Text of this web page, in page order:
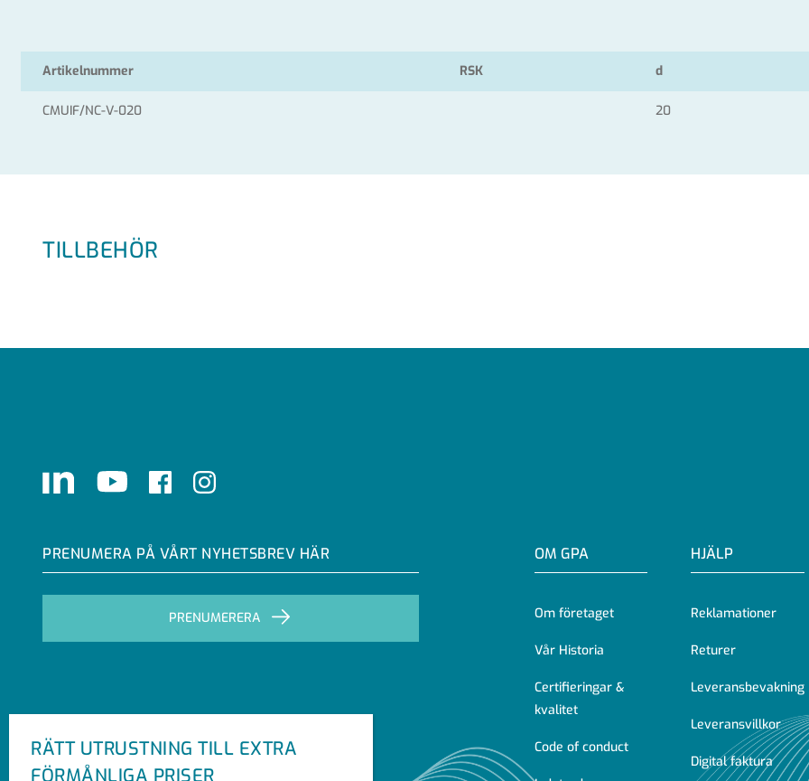
Artikelnummer RSK d
CMUIF/NC-V-020 20
TILLBEHÖR
LinkedIn Youtube FacebookInstagram
PRENUMERA PÅ VÅRT NYHETSBREV HÄR
PRENUMERERA
OM GPA
Om företaget
Vår Historia
Certifieringar &
kvalitet
Code of conduct
HJÄLP
Reklamationer
Returer
Leveransbevakning
Leveransvillkor
Digital faktura
RÄTT UTRUSTNING TILL EXTRA
FÖRMÅNLIGA PRISER